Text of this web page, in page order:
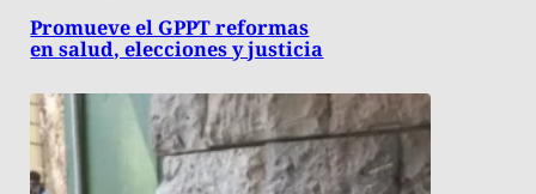
Promueve el GPPT reformas
en salud, elecciones y justicia